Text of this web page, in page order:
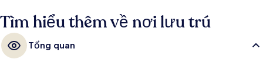
Tìm hiểu thêm về nơi lưu trú
Tổng quan